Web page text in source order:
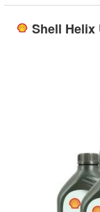
Shell Helix